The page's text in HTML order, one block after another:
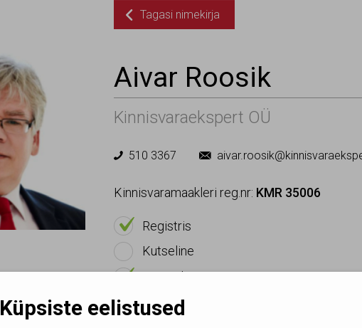
 Tagasi nimekirja
Aivar Roosik
Kinnisvaraekspert OÜ
 510 3367 
Kinnisvaramaakleri reg.nr: KMR 35006
 On
Registris
Ei ole
Kutseline
 On
EKMK liige
Küpsiste eelistused